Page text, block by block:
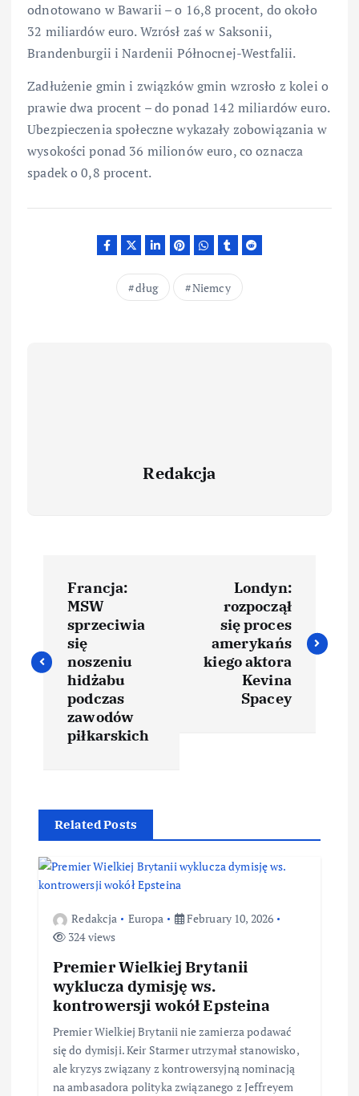
odnotowano w Bawarii – o 16,8 procent, do około
32 miliardów euro. Wzrósł zaś w Saksonii,
Brandenburgii i Nardenii Północnej-Westfalii.
Zadłużenie gmin i związków gmin wzrosło z kolei o
prawie dwa procent – do ponad 142 miliardów euro.
Ubezpieczenia społeczne wykazały zobowiązania w
wysokości ponad 36 milionów euro, co oznacza
spadek o 0,8 procent.
dług Niemcy
Redakcja
Francja:
MSW
sprzeciwia
się
noszeniu
hidżabu
podczas
zawodów
piłkarskich
Londyn:
rozpoczął
się proces
amerykańs
kiego aktora
Kevina
Spacey
Related Posts
Redakcja Europa
February 10, 2026
324 views
Premier Wielkiej Brytanii
wyklucza dymisję ws.
kontrowersji wokół Epsteina
Premier Wielkiej Brytanii nie zamierza podawać
się do dymisji. Keir Starmer utrzymał stanowisko,
ale kryzys związany z kontrowersyjną nominacją
na ambasadora polityka związanego z Jeffreyem